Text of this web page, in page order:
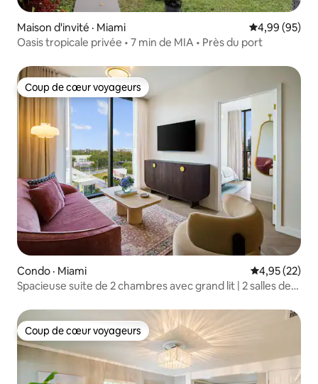
Maison d'invité · Miami Note
4,99 (95)
Oasis tropicale privée • 7 min de MIA • Près du port
Coup de cœur voyageurs
Coup de cœur voyageurs
Condo · Miami Note
4,95 (22)
Spacieuse suite de 2 chambres avec grand lit | 2 salles de
Coup de cœur voyageurs
Coup de cœur voyageurs